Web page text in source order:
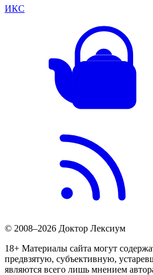
ИКС
© 2008–2026 Доктор Лексиум
18+ Материалы сайта могут
предвзятую, субъективную,
являются всего лишь мнением